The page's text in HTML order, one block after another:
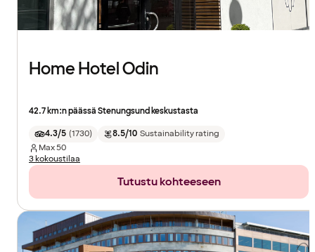
Home Hotel Odin
42.7 km:n päässä Stenungsund keskustasta
4.3/5 (1730) 8.5/10 Sustainability rating
Max50
3 kokoustilaa
Tutustu kohteeseen